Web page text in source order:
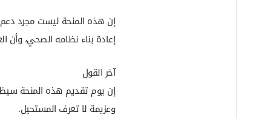
إن هذه المنحة ليست مجرد
إعادة بناء نظامه الصحي، وأن
آخر القول
إن يوم تقديم هذه المنحة
وعزيمة لا تعرف المستحيل.